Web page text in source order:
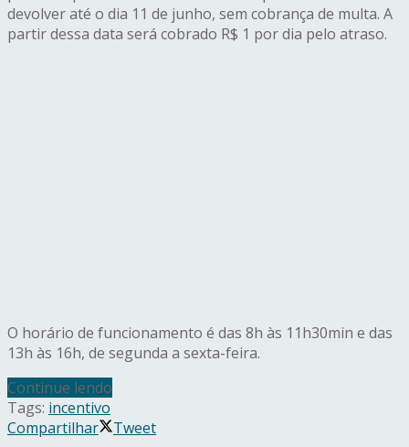
devolver até o dia 11 de junho, sem cobrança de multa. A
partir dessa data será cobrado R$ 1 por dia pelo atraso.
O horário de funcionamento é das 8h às 11h30min e das
13h às 16h, de segunda a sexta-feira.
Continue lendo
Tags: incentivo
Compartilhar
Tweet